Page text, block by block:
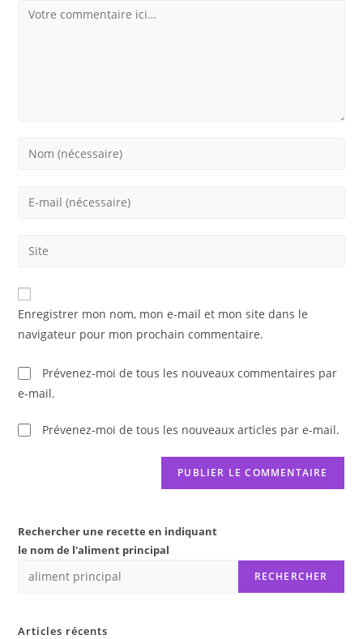
Comment
Enter
Enter
address
comment
Saisir
de
votre
(facultatif)
Enregistrer mon nom, mon e-mail et mon site dans le
navigateur pour mon prochain commentaire.
Prévenez-moi de tous les nouveaux commentaires par
e-mail.
Prévenez-moi de tous les nouveaux articles par e-mail.
Rechercher une recette en indiquant
le nom de l'aliment principal
RECHERCHER
Articles récents